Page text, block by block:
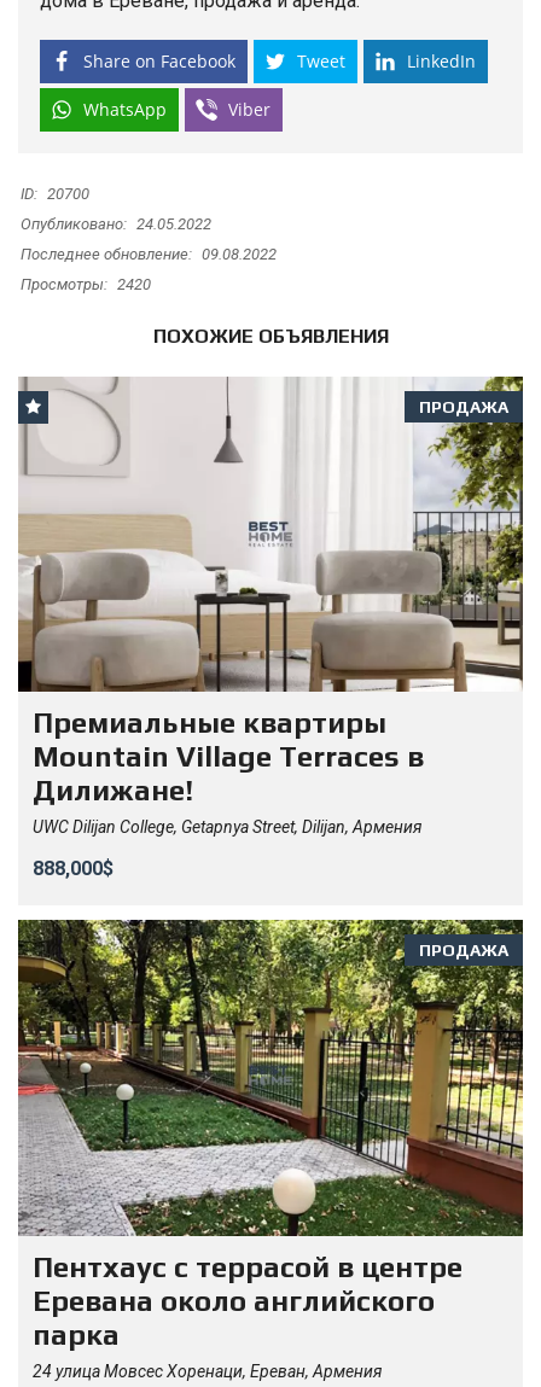
Share on Facebook Tweet LinkedIn
WhatsApp Viber
ID: 20700
Опубликовано: 24.05.2022
Последнее обновление: 09.08.2022
Просмотры: 2420
ПОХОЖИЕ ОБЪЯВЛЕНИЯ
ПРОДАЖА
Премиальные квартиры
Mountain Village Terraces в
Дилижане!
UWC Dilijan College, Getapnya Street, Dilijan, Армения
888,000$
ПРОДАЖА
Пентхаус с террасой в центре
Еревана около английского
парка
24 улица Мовсес Хоренаци, Ереван, Армения